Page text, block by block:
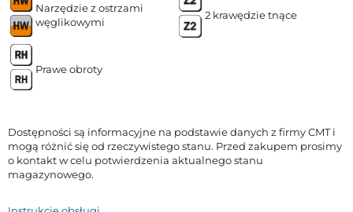
Narzędzie z ostrzami
węglikowymi
2 krawędzie tnące
Prawe obroty
Dostępności są informacyjne na podstawie danych z firmy CMT i
mogą różnić się od rzeczywistego stanu. Przed zakupem prosimy
o kontakt w celu potwierdzenia aktualnego stanu
magazynowego.